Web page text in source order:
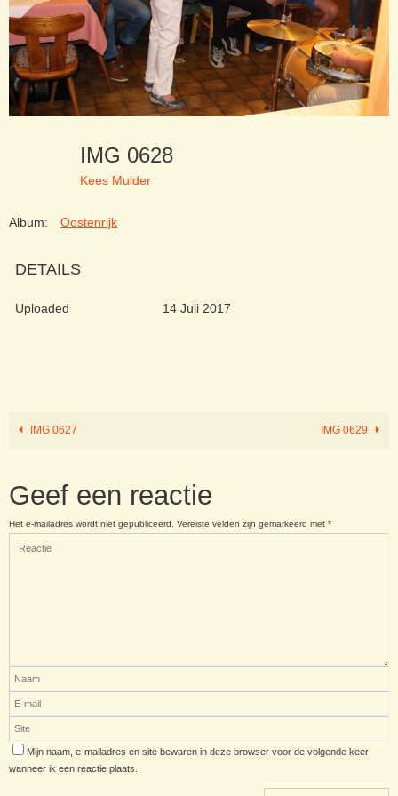
IMG 0628
Kees Mulder
Album: Oostenrijk
DETAILS
Uploaded 14 Juli 2017
IMG 0627 IMG 0629
Geef een reactie
Het e-mailadres wordt niet gepubliceerd. Vereiste velden zijn gemarkeerd met *
Mijn naam, e-mailadres en site bewaren in deze browser voor de volgende keer
wanneer ik een reactie plaats.